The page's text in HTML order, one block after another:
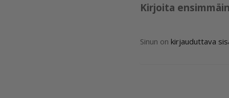
Kirjoita
Sinun on kirjauduttava